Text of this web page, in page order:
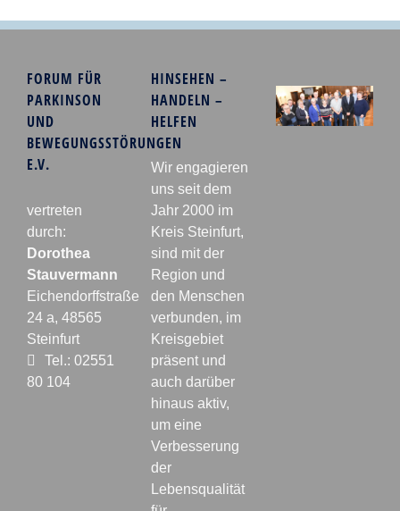
FORUM FÜR
PARKINSON
UND
BEWEGUNGSSTÖRUNGEN
E.V.
vertreten
durch:
Dorothea
Stauvermann
Eichendorffstraße
24 a, 48565
Steinfurt
Tel.: 02551
80 104
HINSEHEN –
HANDELN –
HELFEN
Wir engagieren
uns seit dem
Jahr 2000 im
Kreis Steinfurt,
sind mit der
Region und
den Menschen
verbunden, im
Kreisgebiet
präsent und
auch darüber
hinaus aktiv,
um eine
Verbesserung
der
Lebensqualität